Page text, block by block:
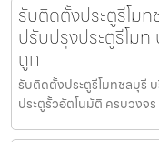
รับติดตั้งประตูรีโม
ปรับปรุงประตูรีโมท
ถูก
รับติดตั้งประตูรีโมทชลบุรี
ประตูรั้วอัตโนมัติ ครบวงจ